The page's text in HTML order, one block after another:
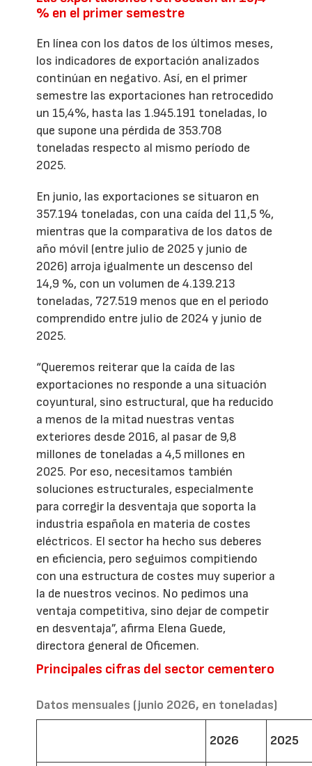
% en el primer semestre
En línea con los datos de los últimos meses,
los indicadores de exportación analizados
continúan en negativo. Así, en el primer
semestre las exportaciones han retrocedido
un 15,4%, hasta las 1.945.191 toneladas, lo
que supone una pérdida de 353.708
toneladas respecto al mismo período de
2025.
En junio, las exportaciones se situaron en
357.194 toneladas, con una caída del 11,5 %,
mientras que la comparativa de los datos de
año móvil (entre julio de 2025 y junio de
2026) arroja igualmente un descenso del
14,9 %, con un volumen de 4.139.213
toneladas, 727.519 menos que en el periodo
comprendido entre julio de 2024 y junio de
2025.
“Queremos reiterar que la caída de las
exportaciones no responde a una situación
coyuntural, sino estructural, que ha reducido
a menos de la mitad nuestras ventas
exteriores desde 2016, al pasar de 9,8
millones de toneladas a 4,5 millones en
2025. Por eso, necesitamos también
soluciones estructurales, especialmente
para corregir la desventaja que soporta la
industria española en materia de costes
eléctricos. El sector ha hecho sus deberes
en eficiencia, pero seguimos compitiendo
con una estructura de costes muy superior a
la de nuestros vecinos. No pedimos una
ventaja competitiva, sino dejar de competir
en desventaja”, afirma Elena Guede,
directora general de Oficemen.
Principales cifras del sector cementero
Datos mensuales (junio 2026, en toneladas)
2026 2025